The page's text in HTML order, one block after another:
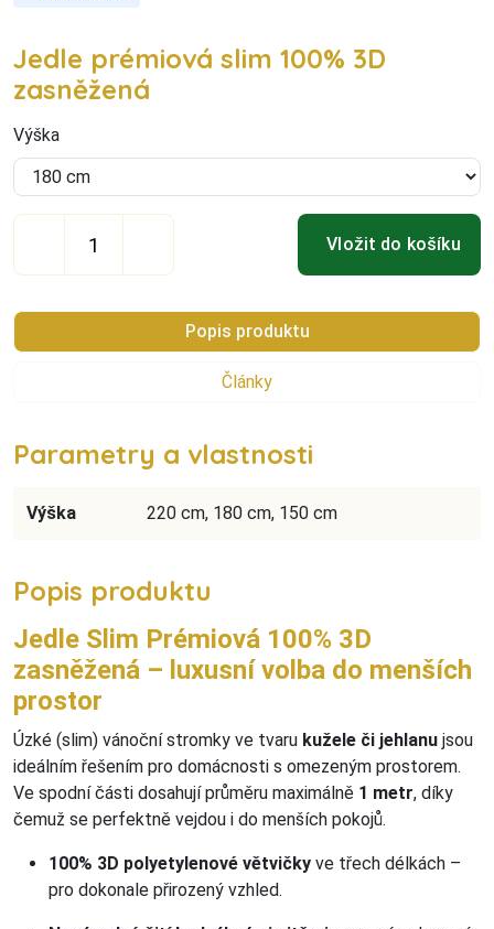
Jedle prémiová slim 100% 3D
zasněžená
Výška
Vložit do košíku
Popis produktu
Články
Parametry a vlastnosti
Výška 220 cm, 180 cm, 150 cm
Popis produktu
Jedle Slim Prémiová 100% 3D
zasněžená – luxusní volba do menších
prostor
Úzké (slim) vánoční stromky ve tvaru kužele či jehlanu jsou
ideálním řešením pro domácnosti s omezeným prostorem.
Ve spodní části dosahují průměru maximálně 1 metr, díky
čemuž se perfektně vejdou i do menších pokojů.
100% 3D polyetylenové větvičky ve třech délkách –
pro dokonale přirozený vzhled.